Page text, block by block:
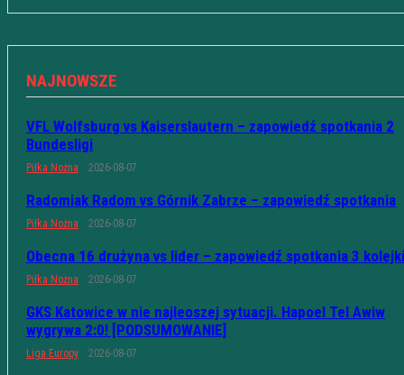
NAJNOWSZE
VFL Wolfsburg vs Kaiserslautern – zapowiedź spotkania 2
Bundesligi
Piłka Nożna 2026-08-07
Radomiak Radom vs Górnik Zabrze – zapowiedź spotkania
Piłka Nożna 2026-08-07
Obecna 16 drużyna vs lider – zapowiedź spotkania 3 kolejki
Piłka Nożna 2026-08-07
GKS Katowice w nie najleoszej sytuacji. Hapoel Tel Awiw
wygrywa 2:0! [PODSUMOWANIE]
Liga Europy 2026-08-07